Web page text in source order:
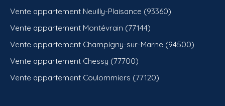
Vente appartement Neuilly-Plaisance (93360)
Vente appartement Montévrain (77144)
Vente appartement Champigny-sur-Marne (94500)
Vente appartement Chessy (77700)
Vente appartement Coulommiers (77120)